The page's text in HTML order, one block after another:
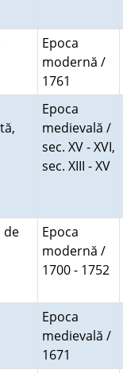
Epoca
modernă /
1761
Epoca
medievală /
sec. XV - XVI,
sec. XIII - XV
de
Epoca
modernă /
1700 - 1752
Epoca
medievală /
1671